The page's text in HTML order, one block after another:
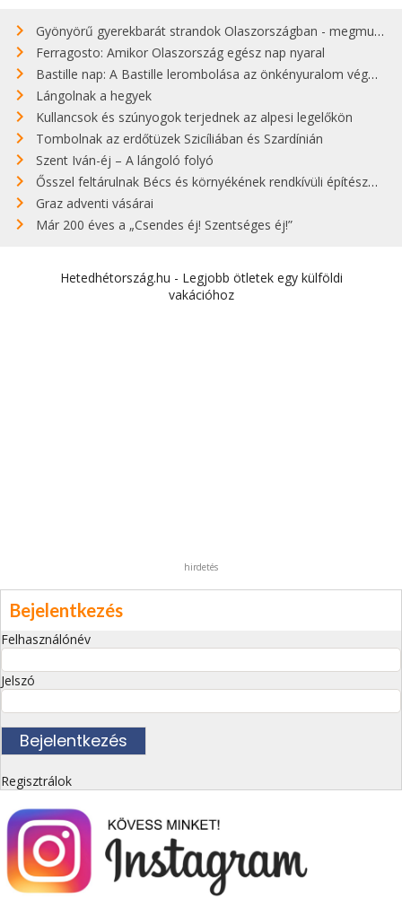
Gyönyörű gyerekbarát strandok Olaszországban - megmutatjuk a 15 legjobbat
Ferragosto: Amikor Olaszország egész nap nyaral
Bastille nap: A Bastille lerombolása az önkényuralom végét jelentette
Lángolnak a hegyek
Kullancsok és szúnyogok terjednek az alpesi legelőkön
Tombolnak az erdőtüzek Szicíliában és Szardínián
Szent Iván-éj – A lángoló folyó
Ősszel feltárulnak Bécs és környékének rendkívüli építészeti kincsei
Graz adventi vásárai
Már 200 éves a „Csendes éj! Szentséges éj!”
Hetedhétország.hu - Legjobb ötletek egy külföldi
vakációhoz
hirdetés
Bejelentkezés
Felhasználónév
Jelszó
Regisztrálok